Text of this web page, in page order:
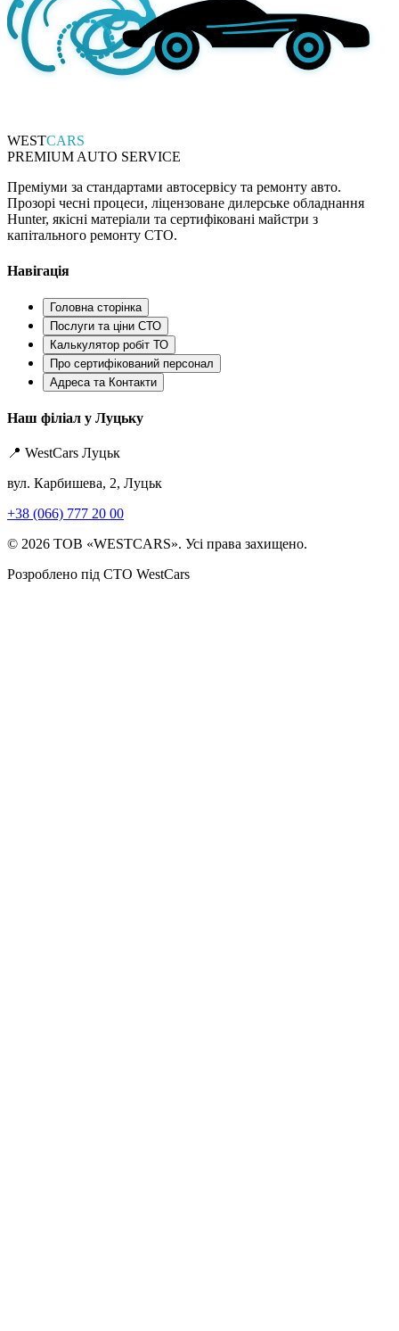
WESTCARS
PREMIUM AUTO SERVICE
Преміуми за стандартами автосервісу та ремонту авто.
Прозорі чесні процеси, ліцензоване дилерське обладнання
Hunter, якісні матеріали та сертифіковані майстри з
капітального ремонту СТО.
Навігація
Головна сторінка
Послуги та ціни СТО
Калькулятор робіт ТО
Про сертифікований персонал
Адреса та Контакти
Наш філіал у Луцьку
📍 WestCars Луцьк
вул. Карбишева, 2, Луцьк
+38 (066) 777 20 00
© 2026 ТОВ «WESTCARS». Усі права захищено.
Розроблено під СТО WestCars